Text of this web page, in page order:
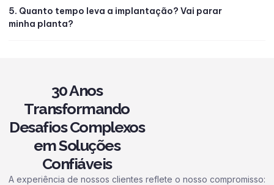
5. Quanto tempo leva a implantação? Vai parar
minha planta?
30 Anos
Transformando
Desafios Complexos
em Soluções
Confiáveis
A experiência de nossos clientes reflete o nosso compromisso: